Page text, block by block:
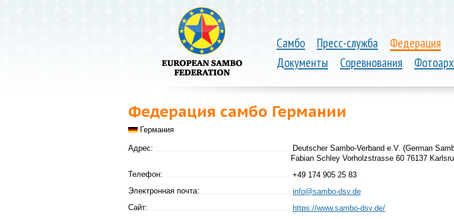
Самбо Пресс-служба
Федерация
Документы
Соревнования
Федерация самбо Германии
Германия
Адрес:
Deutscher Sambo-Verband e.V. (German
Fabian Schley Vorholzstrasse 60 76137
Телефон:
+49 174 905 25 83
Электронная почта:
info@sambo-dsv.de
Сайт:
https://www.sambo-dsv.de/